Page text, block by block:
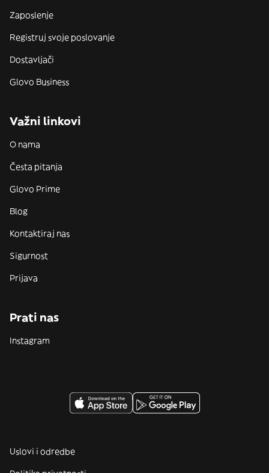
Zaposlenje
Registruj svoje poslovanje
Dostavljači
Glovo Business
Važni linkovi
O nama
Česta pitanja
Glovo Prime
Blog
Kontaktiraj nas
Sigurnost
Prijava
Prati nas
Instagram
Uslovi i odredbe